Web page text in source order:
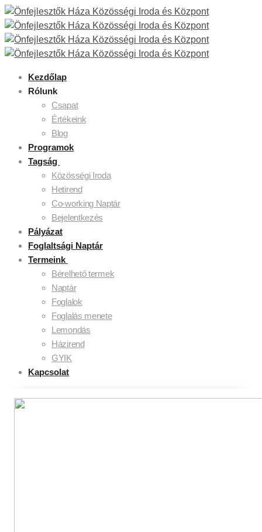
Kezdőlap
Rólunk
Csapat
Értékeink
Blog
Programok
Tagság
Közösségi Iroda
Hetirend
Co-working Naptár
Bejelentkezés
Pályázat
Foglaltsági Naptár
Termeink
Bérelhető termek
Naptár
Foglalok
Foglalás menete
Lemondás
Házirend
GYIK
Kapcsolat